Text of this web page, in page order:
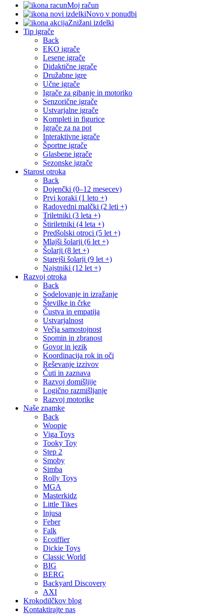
Moj račun
Novo v ponudbi
Znižani izdelki
Tip igrače
Back
EKO igrače
Lesene igrače
Didaktične igrače
Družabne igre
Učne igrače
Igrače za gibanje in motoriko
Senzorične igrače
Ustvarjalne igrače
Kompleti in figurice
Igrače za na pot
Interaktivne igrače
Športne igrače
Glasbene igrače
Sezonske igrače
Starost otroka
Back
Dojenčki (0–12 mesecev)
Prvi koraki (1 leto +)
Radovedni malčki (2 leti +)
Triletniki (3 leta +)
Štiriletniki (4 leta +)
Predšolski otroci (5 let +)
Mlajši šolarji (6 let +)
Šolarji (8 let +)
Starejši šolarji (9 let +)
Najstniki (12 let +)
Razvoj otroka
Back
Sodelovanje in izražanje
Številke in črke
Čustva in empatija
Ustvarjalnost
Večja samostojnost
Spomin in zbranost
Govor in jezik
Koordinacija rok in oči
Reševanje izzivov
Čuti in zaznava
Razvoj domišljije
Logično razmišljanje
Razvoj motorike
Naše znamke
Back
Woopie
Viga Toys
Tooky Toy
Step 2
Smoby
Simba
Rolly Toys
MGA
Masterkidz
Little Tikes
Injusa
Feber
Falk
Ecoiffier
Dickie Toys
Classic World
BIG
BERG
Backyard Discovery
AXI
Krokodilčkov blog
Kontaktirajte nas